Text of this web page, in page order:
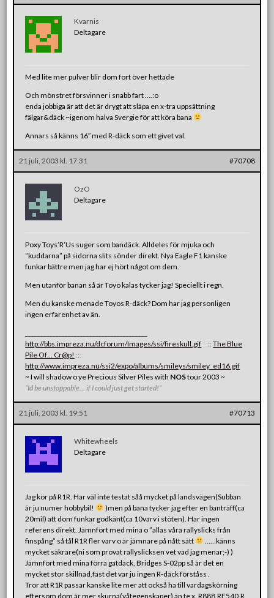
Kvarnis
Deltagare
Med lite mer pulver blir dom fort över hettade
Och mönstret försvinner i snabb fart ….:o
enda jobbiga är att det är drygt att släpa en x-tra uppsättning
fälgar&däck ~igenom halva Svergie för att köra bana
Annars så känns 16″ med R-däck som ett givet val.
21 juli, 2003 kl. 17:31 #70708
OzO
Deltagare
Poxy Toys’R’Us suger som bandäck. Alldeles för mjuka och
”kuddarna” på sidorna slits sönder direkt. Nya Eagle F1 kanske
funkar bättre men jag har ej hört något om dem.
Men utanför banan så är Toyo kalas tycker jag! Speciellt i regn.
Men du kanske menade Toyos R-däck? Dom har jag personligen
ingen erfarenhet av än.
http://bbs.impreza.nu/dcforum/Images/ssi/fireskull.gif ::::The Blue
Pile Of… Cr@p! ::::
http://www.impreza.nu/ssi2/expo/albums/smileys/smiley_ed16.gif
~ I will shadow o ye Precious Silver Piles with NOStour 2003 ~
”Id be unstoppable… if I could just get started!”
21 juli, 2003 kl. 19:51 #70713
Whitewheels
Deltagare
Jag kör på R1R. Har väl inte testat såå mycket på landsvägen(Subban
är ju numer hobbybil!
)men på bana tycker jag efter en banträff(ca
20mil) att dom funkar godkänt(ca 10varv i stöten). Har ingen
referens direkt. Jämnfört med mina o ”allas våra rallyslicks från
finspång” så tål R1R fler varv o är jämnare på nått sätt
……känns
mycket säkrare(ni som provat rallyslicksen vet vad jag menar;-) )
Jämnfört med mina förra gatdäck, Bridges S-02pp så är det en
mycket stor skillnad,fast det var ju ingen R-däck förståss .
Tror att R1R passar kanske lite mer att också ha till vardagskörning
eftersom dom är mer skurna(våtegenskaper) än te x. R888,RE540,R